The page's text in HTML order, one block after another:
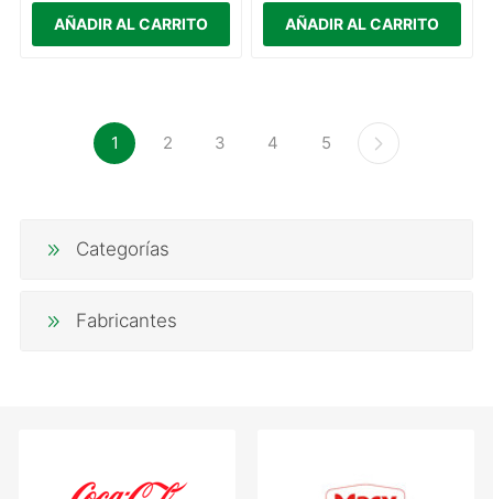
1 2 3 4 5
Categorías
Fabricantes